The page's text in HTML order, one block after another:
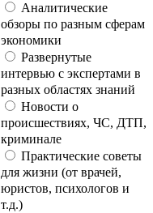
Аналитические
обзоры по разным сферам
экономики
Развернутые
интервью с экспертами в
разных областях знаний
Новости о
происшествиях, ЧС, ДТП,
криминале
Практические советы
для жизни (от врачей,
юристов, психологов и
т.д.)